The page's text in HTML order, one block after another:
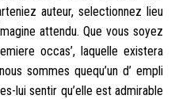
auteur, selectionnez lieu
attendu. Que vous soyez
occas’, laquelle existera
sommes quequ’un d’ empli
lui sentir qu’elle est admirable